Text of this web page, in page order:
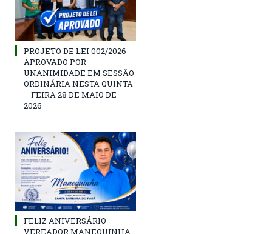
PROJETO DE LEI 002/2026
APROVADO POR
UNANIMIDADE EM SESSÃO
ORDINÁRIA NESTA QUINTA
– FEIRA 28 DE MAIO DE
2026
FELIZ ANIVERSÁRIO
VEREADOR MANEQUINHA